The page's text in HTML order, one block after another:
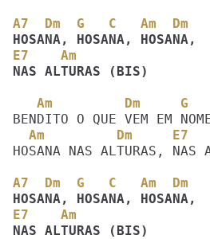
A7  Dm  G   C   Am  Dm
E7    Am
NAS ALTURAS (BIS)
Am         Dm     G
Am         Dm     E7
HOSANA NAS ALTURAS,
A7  Dm  G   C   Am  Dm
E7    Am
NAS ALTURAS (BIS)